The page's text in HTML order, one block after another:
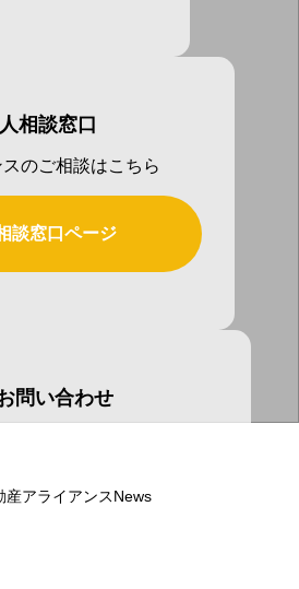
相談窓口
のご相談はこちら
談窓口ページ
問い合わせ
い合わせページ